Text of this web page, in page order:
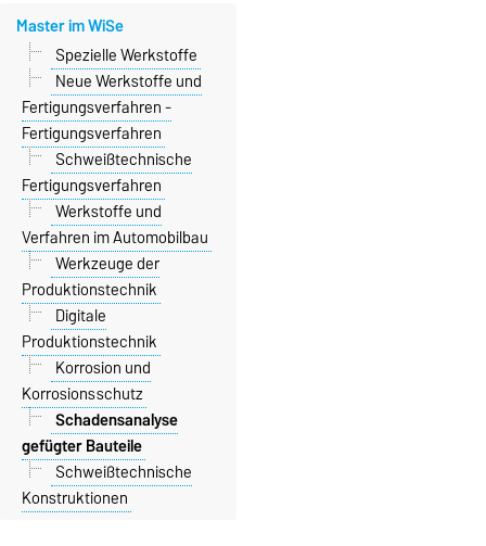
Master im WiSe
Spezielle Werkstoffe
Neue Werkstoffe und
Fertigungsverfahren -
Fertigungsverfahren
Schweißtechnische
Fertigungsverfahren
Werkstoffe und
Verfahren im Automobilbau
Werkzeuge der
Produktionstechnik
Digitale
Produktionstechnik
Korrosion und
Korrosionsschutz
Schadensanalyse
gefügter Bauteile
Schweißtechnische
Konstruktionen